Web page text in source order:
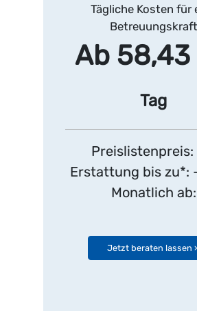
Tägliche Kosten für
Betreuungskraft
Ab
Tag
Erstattung bis zu*:
Monatlich
Jetzt beraten lassen